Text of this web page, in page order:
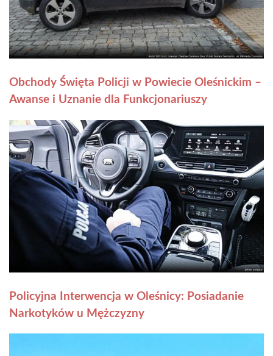
Obchody Święta Policji w Powiecie Oleśnickim –
Awanse i Uznanie dla Funkcjonariuszy
Policyjna Interwencja w Oleśnicy: Posiadanie
Narkotyków u Mężczyzny